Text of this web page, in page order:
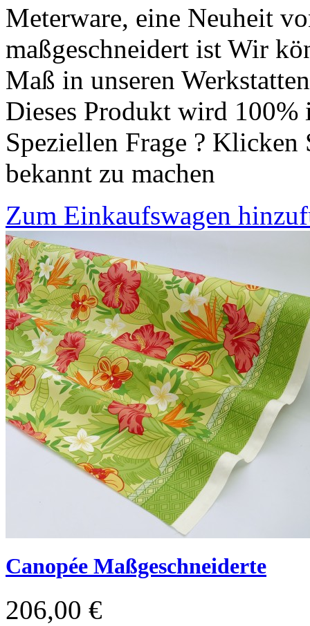
Meterware, eine Neuheit
maßgeschneidert ist Wir
Maß in unseren
Dieses Produkt wird
Speziellen Frage ?
bekannt zu machen
Zum Einkaufswagen
Canopée Maßgeschneiderte
206,00 €